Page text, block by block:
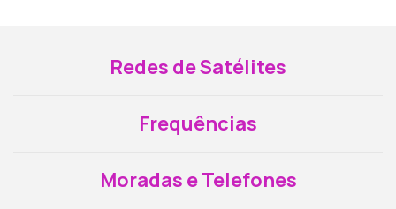
Redes de Satélites
Frequências
Moradas e Telefones